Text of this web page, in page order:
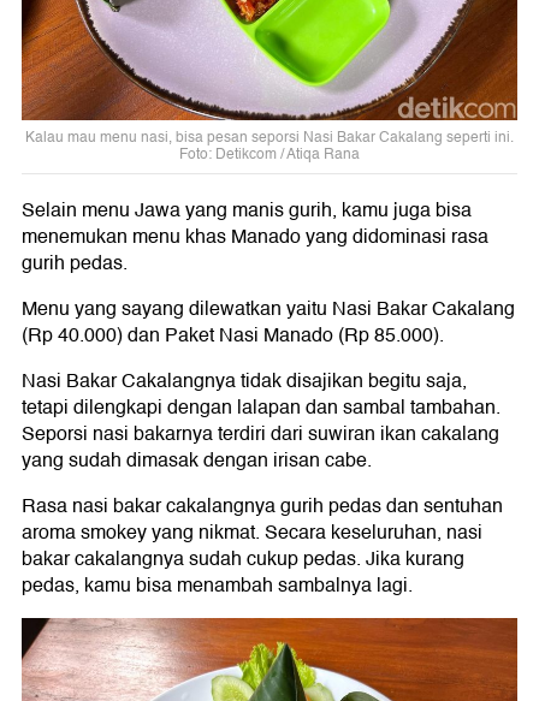
Kalau mau menu nasi, bisa pesan seporsi Nasi Bakar Cakalang seperti ini.
Foto: Detikcom / Atiqa Rana
Selain menu Jawa yang manis gurih, kamu juga bisa
menemukan menu khas Manado yang didominasi rasa
gurih pedas.
Menu yang sayang dilewatkan yaitu Nasi Bakar Cakalang
(Rp 40.000) dan Paket Nasi Manado (Rp 85.000).
Nasi Bakar Cakalangnya tidak disajikan begitu saja,
tetapi dilengkapi dengan lalapan dan sambal tambahan.
Seporsi nasi bakarnya terdiri dari suwiran ikan cakalang
yang sudah dimasak dengan irisan cabe.
Rasa nasi bakar cakalangnya gurih pedas dan sentuhan
aroma smokey yang nikmat. Secara keseluruhan, nasi
bakar cakalangnya sudah cukup pedas. Jika kurang
pedas, kamu bisa menambah sambalnya lagi.